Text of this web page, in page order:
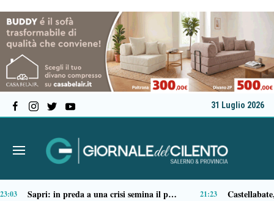
31 Luglio 2026
Tortorella celebra la Fiera di San Basilio: tra antichi mestieri, bestiame e la musica della Bandabardò 14:49